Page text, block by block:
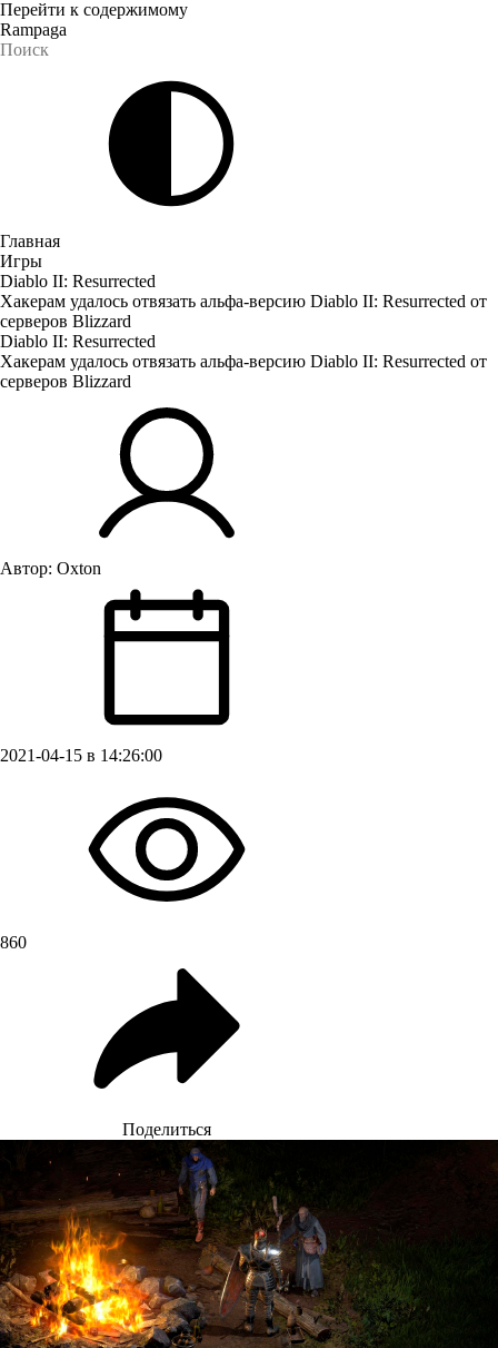
Перейти к содержимому
Rampaga
Главная
Игры
Diablo II: Resurrected
Хакерам удалось отвязать альфа-версию Diablo II: Resurrected от
серверов Blizzard
Diablo II: Resurrected
Хакерам удалось отвязать альфа-версию Diablo II: Resurrected от
серверов Blizzard
Автор: Oxton
2021-04-15 в 14:26:00
860
Поделиться